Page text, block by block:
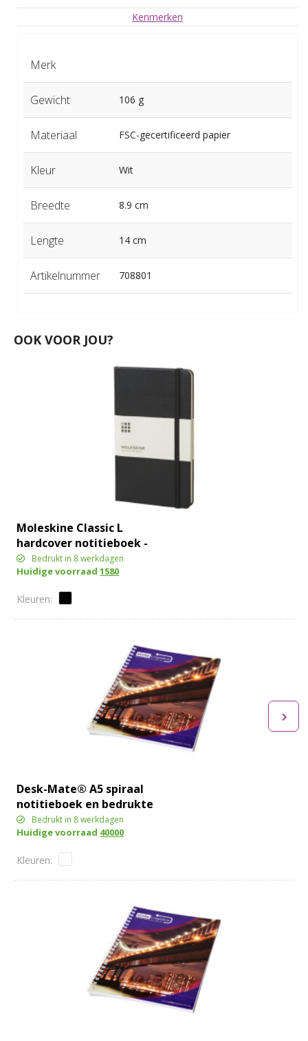
Kenmerken
Merk
Gewicht 106 g
Materiaal FSC-gecertificeerd papier
Kleur Wit
Breedte 8.9 cm
Lengte 14 cm
Artikelnummer 708801
OOK VOOR JOU?
Moleskine Classic L
hardcover notitieboek -
ruitjes
Bedrukt in 8 werkdagen
Huidige voorraad1580
Desk-Mate® A5 spiraal
notitieboek en bedrukte
achterste omslag
Bedrukt in 8 werkdagen
Huidige voorraad 40000